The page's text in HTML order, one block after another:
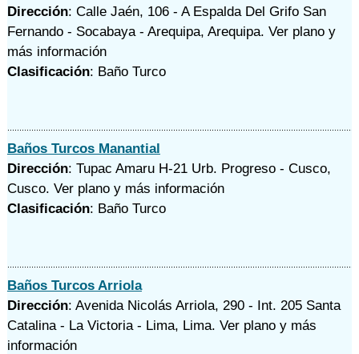
Dirección: Calle Jaén, 106 - A Espalda Del Grifo San
Fernando - Socabaya - Arequipa, Arequipa. Ver plano y
más información
Clasificación: Baño Turco
Baños Turcos Manantial
Dirección: Tupac Amaru H-21 Urb. Progreso - Cusco,
Cusco. Ver plano y más información
Clasificación: Baño Turco
Baños Turcos Arriola
Dirección: Avenida Nicolás Arriola, 290 - Int. 205 Santa
Catalina - La Victoria - Lima, Lima. Ver plano y más
información